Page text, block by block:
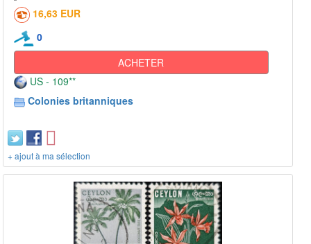
16,63 EUR
0
ACHETER
US - 109**
Colonies britanniques
+ ajout à ma sélection